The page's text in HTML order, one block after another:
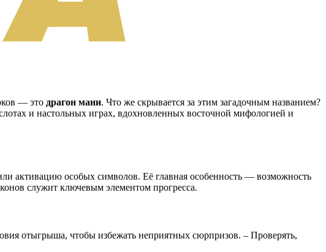
— это драгон мани. Что же скрывается за этим загадочным названием?
и настольных играх, вдохновленных восточной мифологией и
активацию особых символов. Её главная особенность — возможность
служит ключевым элементом прогресса.
отыгрыша, чтобы избежать неприятных сюрпризов. – Проверять,